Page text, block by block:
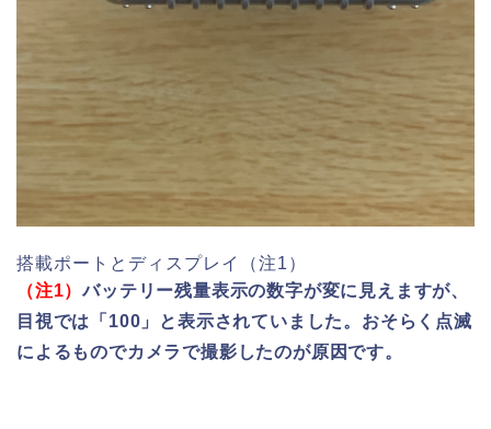
搭載ポートとディスプレイ（注1）
（注1）バッテリー残量表示の数字が変に見えますが、
目視では「100」と表示されていました。おそらく点滅
によるものでカメラで撮影したのが原因です。